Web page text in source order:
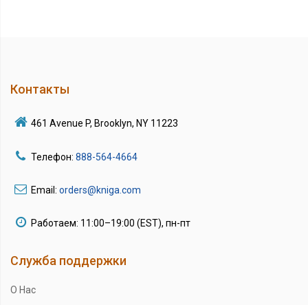
Контакты
461 Avenue P, Brooklyn, NY 11223
Телефон: 888-564-4664
Email: orders@kniga.com
Работаем: 11:00–19:00 (EST), пн-пт
Служба поддержки
О Нас